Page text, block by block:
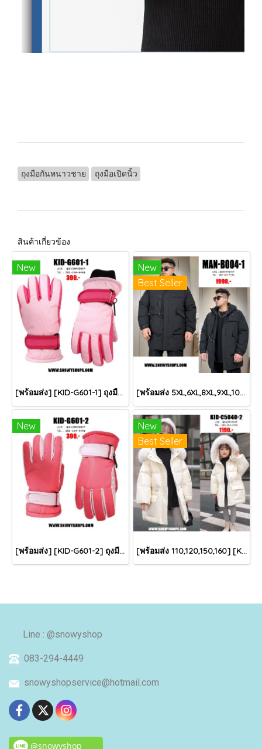
ถุงมือกันหนาวชาย ถุงมือเปิดนิ้ว
สินค้าเกี่ยวข้อง
New
[พร้อมส่ง] [KID-G601-1] ถุงมือกันหนาวเด็กสีชมพูอ่อน ซับขนด้านใน ใส่กันหนาวเล่นหิมะได้ (เหมาะสำหรับเด็ก 3-5ขวบ)
New
Best Seller
[พร้อมส่ง 5XL,6XL,8XL,9XL,10XL] [Man-B004-1] Down Jackets BigSize เสื้อโค้ทขนเป็ดกันหนาวสีดำชายไซด์ใหญ่ มีหมวกฮู้ด ซิปด้านหน้า กันน้ำ ใส่กันหนาวติดลบได้อย่างดี
New
[พร้อมส่ง] [KID-G601-2] ถุงมือกันหนาวเด็กสีชมพูเข้ม ซับขนด้านใน ใส่กันหนาวเล่นหิมะได้ (เหมาะสำหรับเด็ก 3-5ขวบ)
New
Best Seller
[พร้อมส่ง 110,120,150,160] [KID-C5040-2] เสื้อโค้ทกันหนาวเด็กขนเป็ดสีขาว แขนยาว มีกระเป๋าสองข้าง แบบซิปด้านหน้า หมวกฮู้ดติดเฟอร์ฟรุ้งฟริ้งใส่ติดลบกันหนาว เล่นหิมะได้ค่ะ
Line : @snowyshop
083-294-4449
snowyshopservice@hotmail.com
@snowyshop